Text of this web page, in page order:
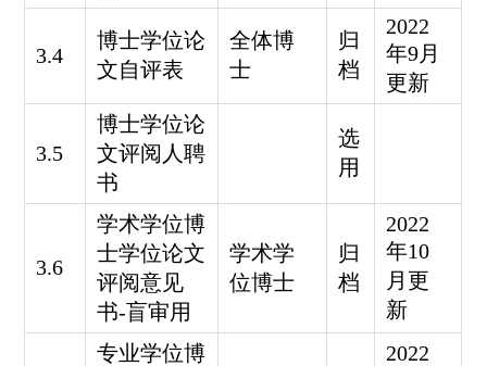
3.4
博士学位论
文自评表
全体博
士
归
档
2022
年9月
更新
3.5
博士学位论
文评阅人聘
书
选
用
3.6
学术学位博
士学位论文
评阅意见
书-盲审用
学术学
位博士
归
档
2022
年10
月更
新
专业学位博
2022